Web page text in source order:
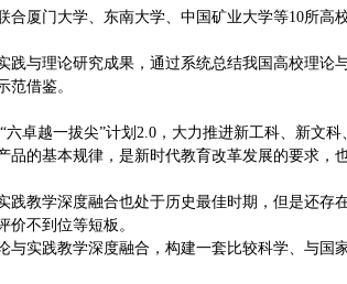
厦门大学、东南大学、中国矿业大学等10所高
践与理论研究成果，通过系统总结我国高校理论
借鉴。
卓越一拔尖”计划2.0，大力推进新工科、新文科
的基本规律，是新时代教育改革发展的要求，
践教学深度融合也处于历史最佳时期，但是还存
不到位等短板。
实践教学深度融合，构建一套比较科学、与国